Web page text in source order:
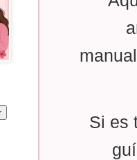
Si es